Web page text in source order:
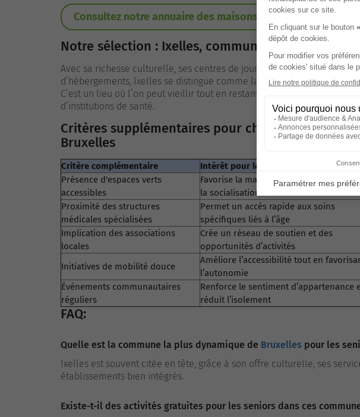
Consultez notre annuaire des maisons de repos en Belgique
Notre sélection : Ixelles, commune la plus
Avec sa richesse culturelle, ses centres de jour, son ambiance vivante
d’hébergements, Ixelles se distingue comme la commune la plus
C’est un lieu où l’on peut vieillir tout en restant actif, entouré d’un tissu
d’institutions de santé.
Critères supplémentaires pour choisir une
Bruxelles
Critère complémentaire Intérêt pour les seniors
Présence d'espaces verts
accessibles
Favorise la marche, le bien-être mental
la socialisation
Proximité des structures
médicales spécialisées
Permet un accès rapide aux soins
spécifiques liés à l’âge
Implication des associations
locales
Crée un réseau de soutien et des
opportunités d’activités
Initiatives de mobilité douce
Améliore l’accessibilité tout en
l’autonomie
Événements communautaires
réguliers
Renforce le sentiment d’appartenance
réduit l’isolement
FAQ:
Quelle est la commune la plus dynamique de Bruxelles pour les
Ixelles est souvent citée en tête, grâce à son offre culturelle, ses
établissements bien intégrés.
Existe-t-il des activités gratuites pour les seniors dans ces